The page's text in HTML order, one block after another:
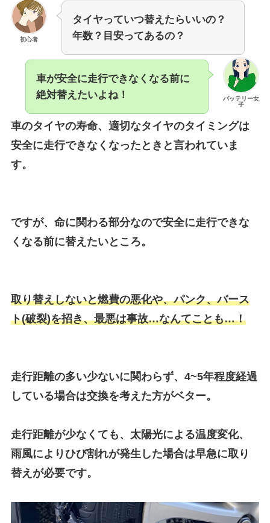
初心者
タイヤっていつ替えたらいいの？
年数？目安ってあるの？
バッテリー女
子
車が安全に走行できなくなる前に
絶対替えたいよね！
車のタイヤの寿命、適切なタイヤのタイミングは
安全に走行できなくなったときと言われていま
す。
ですが、命に関わる部分なので安全に走行できな
くなる前に替えたいところ。
取り替えしないと燃費の悪化や、パンク、バース
ト(破裂)を招き、最悪は事故…なんてことも…！
走行距離の多い少ないに関わらず、 4~5年程度経過
している場合は交換を考えた方がベター。
走行距離が少なくても、太陽光による温度変化、
雨風によりひび割れが発生した場合は早急に取り
替えが必要です。